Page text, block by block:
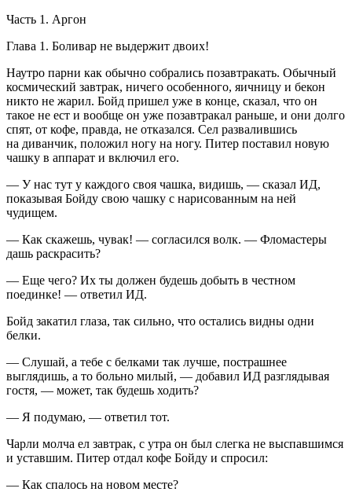
Часть 1. Аргон
Глава 1. Боливар не выдержит двоих!
Наутро парни как обычно собрались позавтракать. Обычный
космический завтрак, ничего особенного, яичницу и бекон
никто не жарил. Бойд пришел уже в конце, сказал, что он
такое не ест и вообще он уже позавтракал раньше, и они долго
спят, от кофе, правда, не отказался. Сел развалившись
на диванчик, положил ногу на ногу. Питер поставил новую
чашку в аппарат и включил его.
— У нас тут у каждого своя чашка, видишь, — сказал ИД,
показывая Бойду свою чашку с нарисованным на ней
чудищем.
— Как скажешь, чувак! — согласился волк. — Фломастеры
дашь раскрасить?
— Еще чего? Их ты должен будешь добыть в честном
поединке! — ответил ИД.
Бойд закатил глаза, так сильно, что остались видны одни
белки.
— Слушай, а тебе с белками так лучше, пострашнее
выглядишь, а то больно милый, — добавил ИД разглядывая
гостя, — может, так будешь ходить?
— Я подумаю, — ответил тот.
Чарли молча ел завтрак, с утра он был слегка не выспавшимся
и уставшим. Питер отдал кофе Бойду и спросил:
— Как спалось на новом месте?